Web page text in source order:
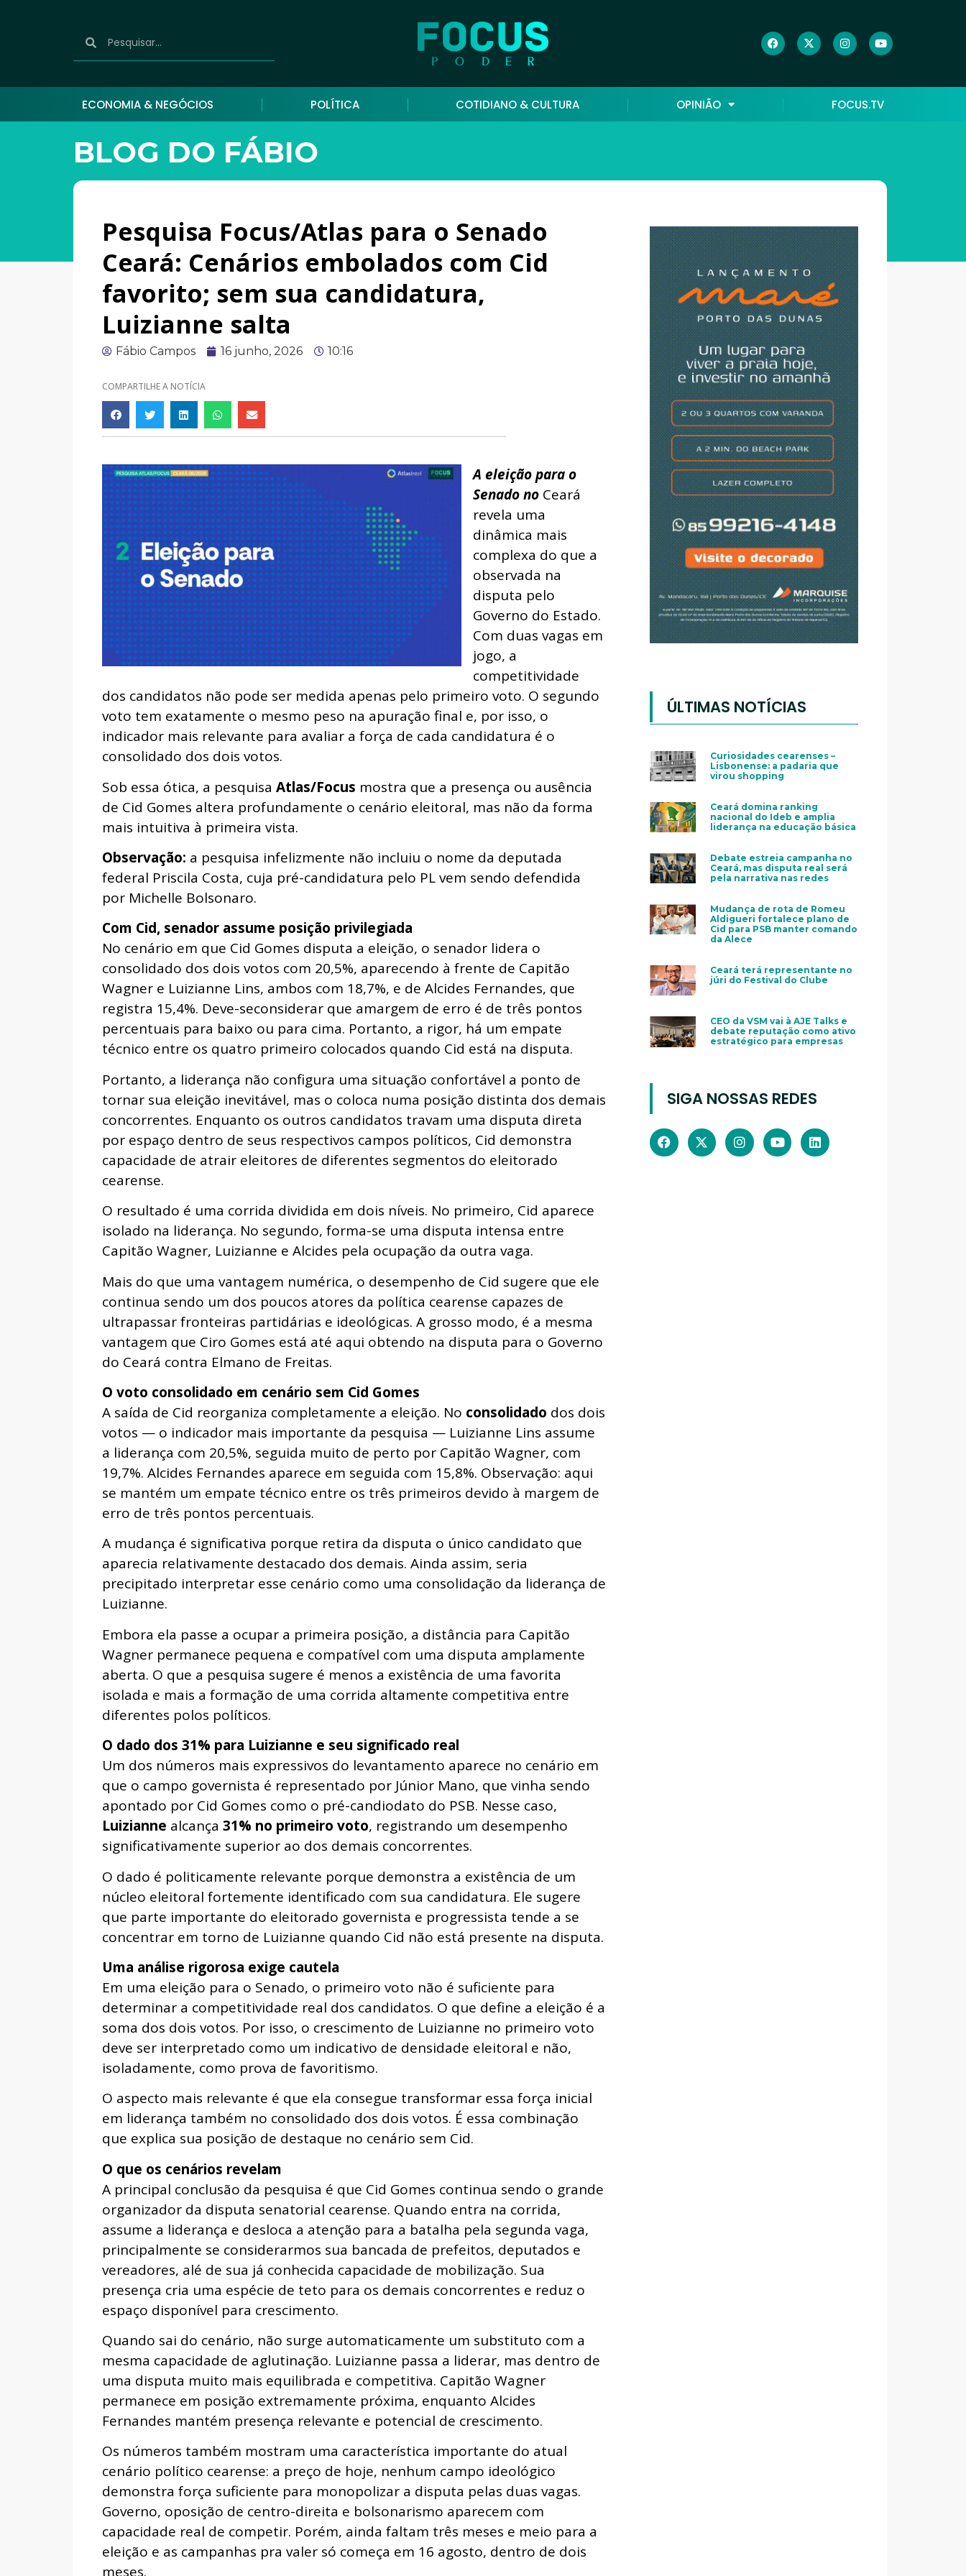
ECONOMIA & NEGÓCIOS POLÍTICA COTIDIANO & CULTURA OPINIÃO FOCUS.TV
BLOG DO FÁBIO
Pesquisa Focus/Atlas para o Senado
Ceará: Cenários embolados com Cid
favorito; sem sua candidatura,
Luizianne salta
Fábio Campos 16 junho, 2026 10:16
COMPARTILHE A NOTÍCIA
A eleição para o
Senado no Ceará
revela uma
dinâmica mais
complexa do que a
observada na
disputa pelo
Governo do Estado.
Com duas vagas em
jogo, a
competitividade
dos candidatos não pode ser medida apenas pelo primeiro voto. O segundo
voto tem exatamente o mesmo peso na apuração final e, por isso, o
indicador mais relevante para avaliar a força de cada candidatura é o
consolidado dos dois votos.
Sob essa ótica, a pesquisa Atlas/Focus mostra que a presença ou ausência
de Cid Gomes altera profundamente o cenário eleitoral, mas não da forma
mais intuitiva à primeira vista.
Observação: a pesquisa infelizmente não incluiu o nome da deputada
federal Priscila Costa, cuja pré-candidatura pelo PL vem sendo defendida
por Michelle Bolsonaro.
Com Cid, senador assume posição privilegiada
No cenário em que Cid Gomes disputa a eleição, o senador lidera o
consolidado dos dois votos com 20,5%, aparecendo à frente de Capitão
Wagner e Luizianne Lins, ambos com 18,7%, e de Alcides Fernandes, que
registra 15,4%. Deve-seconsiderar que amargem de erro é de três pontos
percentuais para baixo ou para cima. Portanto, a rigor, há um empate
técnico entre os quatro primeiro colocados quando Cid está na disputa.
Portanto, a liderança não configura uma situação confortável a ponto de
tornar sua eleição inevitável, mas o coloca numa posição distinta dos demais
concorrentes. Enquanto os outros candidatos travam uma disputa direta
por espaço dentro de seus respectivos campos políticos, Cid demonstra
capacidade de atrair eleitores de diferentes segmentos do eleitorado
cearense.
O resultado é uma corrida dividida em dois níveis. No primeiro, Cid aparece
isolado na liderança. No segundo, forma-se uma disputa intensa entre
Capitão Wagner, Luizianne e Alcides pela ocupação da outra vaga.
Mais do que uma vantagem numérica, o desempenho de Cid sugere que ele
continua sendo um dos poucos atores da política cearense capazes de
ultrapassar fronteiras partidárias e ideológicas. A grosso modo, é a mesma
vantagem que Ciro Gomes está até aqui obtendo na disputa para o Governo
do Ceará contra Elmano de Freitas.
O voto consolidado em cenário sem Cid Gomes
A saída de Cid reorganiza completamente a eleição. No consolidado dos dois
votos — o indicador mais importante da pesquisa — Luizianne Lins assume
a liderança com 20,5%, seguida muito de perto por Capitão Wagner, com
19,7%. Alcides Fernandes aparece em seguida com 15,8%. Observação: aqui
se mantém um empate técnico entre os três primeiros devido à margem de
erro de três pontos percentuais.
A mudança é significativa porque retira da disputa o único candidato que
aparecia relativamente destacado dos demais. Ainda assim, seria
precipitado interpretar esse cenário como uma consolidação da liderança de
Luizianne.
Embora ela passe a ocupar a primeira posição, a distância para Capitão
Wagner permanece pequena e compatível com uma disputa amplamente
aberta. O que a pesquisa sugere é menos a existência de uma favorita
isolada e mais a formação de uma corrida altamente competitiva entre
diferentes polos políticos.
O dado dos 31% para Luizianne e seu significado real
Um dos números mais expressivos do levantamento aparece no cenário em
que o campo governista é representado por Júnior Mano, que vinha sendo
apontado por Cid Gomes como o pré-candiodato do PSB. Nesse caso,
Luizianne alcança 31% no primeiro voto, registrando um desempenho
significativamente superior ao dos demais concorrentes.
O dado é politicamente relevante porque demonstra a existência de um
núcleo eleitoral fortemente identificado com sua candidatura. Ele sugere
que parte importante do eleitorado governista e progressista tende a se
concentrar em torno de Luizianne quando Cid não está presente na disputa.
Uma análise rigorosa exige cautela
Em uma eleição para o Senado, o primeiro voto não é suficiente para
determinar a competitividade real dos candidatos. O que define a eleição é a
soma dos dois votos. Por isso, o crescimento de Luizianne no primeiro voto
deve ser interpretado como um indicativo de densidade eleitoral e não,
isoladamente, como prova de favoritismo.
O aspecto mais relevante é que ela consegue transformar essa força inicial
em liderança também no consolidado dos dois votos. É essa combinação
que explica sua posição de destaque no cenário sem Cid.
O que os cenários revelam
A principal conclusão da pesquisa é que Cid Gomes continua sendo o grande
organizador da disputa senatorial cearense. Quando entra na corrida,
assume a liderança e desloca a atenção para a batalha pela segunda vaga,
principalmente se considerarmos sua bancada de prefeitos, deputados e
vereadores, alé de sua já conhecida capacidade de mobilização. Sua
presença cria uma espécie de teto para os demais concorrentes e reduz o
espaço disponível para crescimento.
Quando sai do cenário, não surge automaticamente um substituto com a
mesma capacidade de aglutinação. Luizianne passa a liderar, mas dentro de
uma disputa muito mais equilibrada e competitiva. Capitão Wagner
permanece em posição extremamente próxima, enquanto Alcides
Fernandes mantém presença relevante e potencial de crescimento.
Os números também mostram uma característica importante do atual
cenário político cearense: a preço de hoje, nenhum campo ideológico
demonstra força suficiente para monopolizar a disputa pelas duas vagas.
Governo, oposição de centro-direita e bolsonarismo aparecem com
capacidade real de competir. Porém, ainda faltam três meses e meio para a
eleição e as campanhas pra valer só começa em 16 agosto, dentro de dois
meses.
ÚLTIMAS NOTÍCIAS
Curiosidades cearenses –
Lisbonense: a padaria que
virou shopping
Ceará domina ranking
nacional do Ideb e amplia
liderança na educação básica
Debate estreia campanha no
Ceará, mas disputa real será
pela narrativa nas redes
Mudança de rota de Romeu
Aldigueri fortalece plano de
Cid para PSB manter comando
da Alece
Ceará terá representante no
júri do Festival do Clube
CEO da VSM vai à AJE Talks e
debate reputação como ativo
estratégico para empresas
SIGA NOSSAS REDES